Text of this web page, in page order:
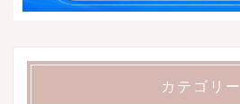
カテゴリー